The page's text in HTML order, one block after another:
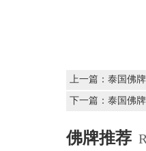
上一篇： 泰国佛
下一篇： 泰国佛
佛牌推荐